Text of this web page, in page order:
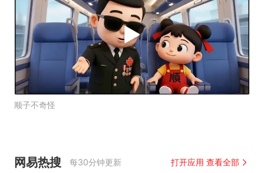
顺子不奇怪
网易热搜 每30分钟更新 打开应用 查看全部